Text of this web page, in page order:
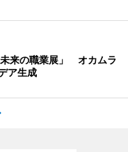
来の職業展」 オカムラ
ア生成